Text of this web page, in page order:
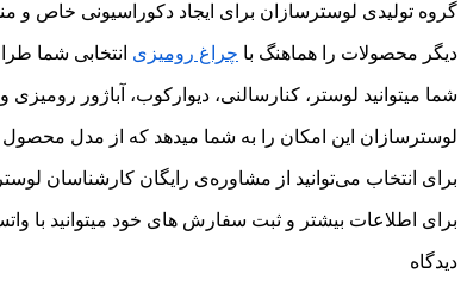
گروه تولیدی لوسترسازان برای ایجاد دکوراسیونی خاص
دیگر محصولات را هماهنگ با چراغ رومیزی انتخابی شما
شما میتوانید لوستر، کنارسالنی، دیوارکوب، آباژور
لوسترسازان این امکان را به شما میدهد که از مدل محصول
برای انتخاب می‌توانید از مشاوره‌ی رایگان کارشناسان
برای اطلاعات بیشتر و ثبت سفارش های خود میتوانید با واتساپ شماره‌ی
دیدگاه